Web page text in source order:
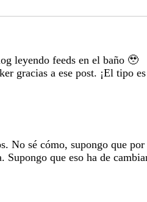
leyendo feeds en el baño 🥹
gracias a ese post. ¡El tipo
No sé cómo, supongo que
Supongo que eso ha de